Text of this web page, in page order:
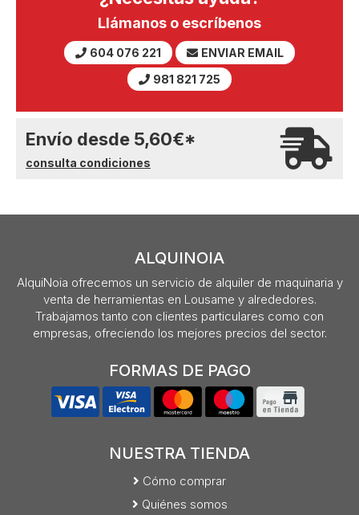
Llámanos o escríbenos
604 076 221
ENVIAR EMAIL
981 821 725
Envío desde 5,60€*
consulta condiciones
ALQUINOIA
AlquiNoia ofrecemos un servicio de alquiler de maquinaria y
venta de herramientas en Lousame y alrededores.
Trabajamos tanto con clientes particulares como con
empresas, ofreciendo los mejores precios del sector.
FORMAS DE PAGO
NUESTRA TIENDA
Cómo comprar
Quiénes somos